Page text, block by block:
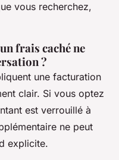
vous recherchez,
frais caché ne
?
une facturation
clair. Si vous optez
est verrouillé à
ne peut
explicite.